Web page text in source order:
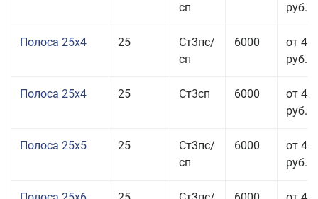
сп
руб.
Полоса 25x4 25
Ст3пс/
сп
6000
от 43
руб.
Полоса 25x4 25 Ст3сп 6000
от 43
руб.
Полоса 25x5 25
Ст3пс/
сп
6000
от 42
руб.